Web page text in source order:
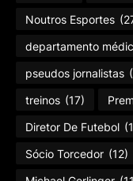
Noutros Esportes
departamento
pseudos jornalistas
treinos (17)
Diretor De Futebol
Sócio Torcedor (12)